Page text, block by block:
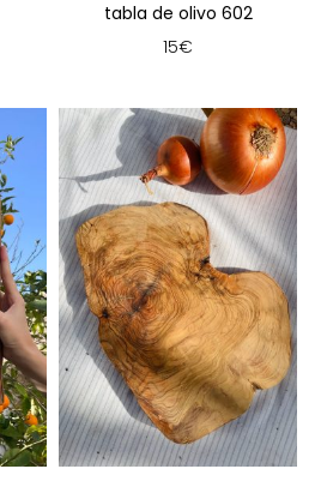
tabla de olivo 602
15€